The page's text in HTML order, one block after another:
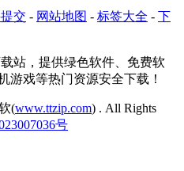
交 - 网站地图 - 标签大全 - 下
站，提供绿色软件、免费软
游戏等热门资源安全下载！
(www.ttzip.com) . All Rights
号